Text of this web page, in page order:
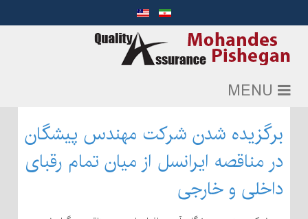
برگزیده شدن شرکت مهندس پیشگان
در مناقصه ایرانسل از میان تمام رقبای
داخلی و خارجی